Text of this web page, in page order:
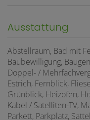
Ausstattung
Abstellraum Bad mit
Baubewilligung
Doppel- /
Estrich Fernblick
Grünblick Heizofen
Kabel / Satelliten-TV
Parkett Parkplatz